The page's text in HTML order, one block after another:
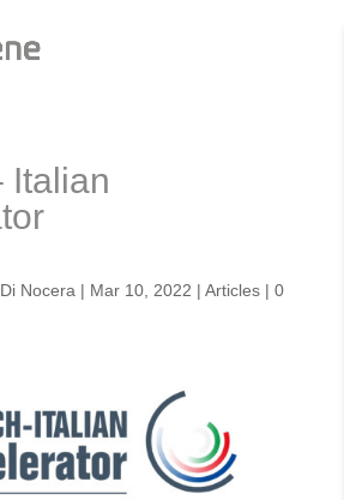
Italian
Nocera | Mar 10, 2022 | Articles| 0